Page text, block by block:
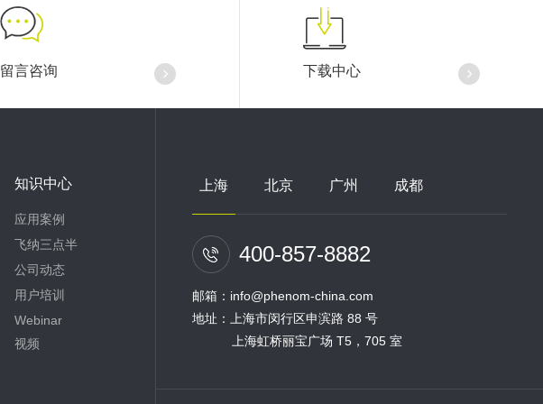
留言咨询 下载中心
知识中心
应用案例
飞纳三点半
公司动态
用户培训
Webinar
视频
上海 北京 广州 成都
400-857-8882
邮箱：info@phenom-china.com
地址：上海市闵行区申滨路 88 号
上海虹桥丽宝广场 T5，705 室